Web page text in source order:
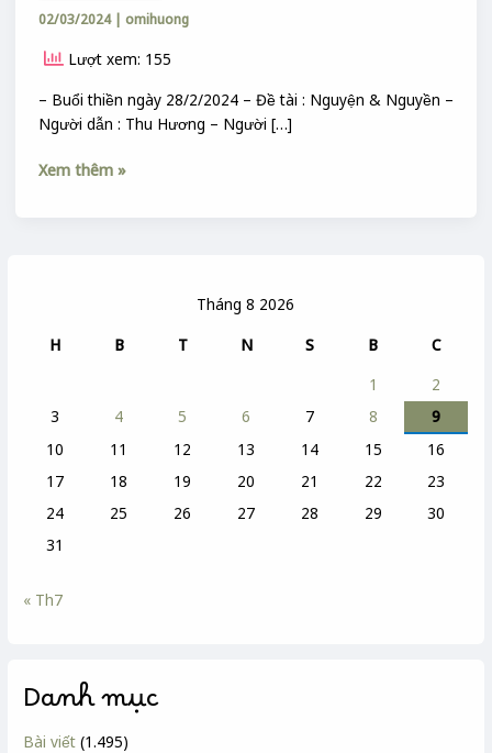
Tháng 8 2026
H
B T N S B
C
1
2
3
4 5 6 7 8
9
10
11 12 13 14 15
16
17
18 19 20 21 22
23
24
25 26 27 28 29
30
31
« Th7
Danh mục
Bài viết (1.495)
02/03/2024 | omihuong
Lượt xem: 155
– Buổi thiền ngày 28/2/2024 – Đề tài : Nguyện & Nguyền –
Người dẫn : Thu Hương – Người […]
Xem thêm »